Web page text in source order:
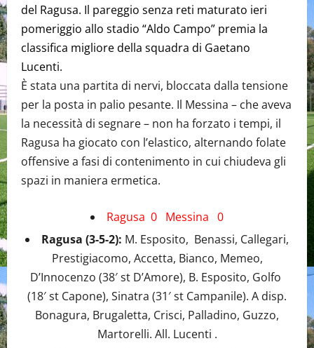
del Ragusa. Il pareggio senza reti maturato ieri
pomeriggio allo stadio “Aldo Campo” premia la
classifica migliore della squadra di Gaetano
Lucenti.
È stata una partita di nervi, bloccata dalla tensione
per la posta in palio pesante. Il Messina – che aveva
la necessità di segnare – non ha forzato i tempi, il
Ragusa ha giocato con l’elastico, alternando folate
offensive a fasi di contenimento in cui chiudeva gli
spazi in maniera ermetica.
Ragusa 0 Messina 0
Ragusa (3-5-2): M. Esposito, Benassi, Callegari,
Prestigiacomo, Accetta, Bianco, Memeo,
D’Innocenzo (38′ st D’Amore), B. Esposito, Golfo
(18′ st Capone), Sinatra (31′ st Campanile). A disp.
Bonagura, Brugaletta, Crisci, Palladino, Guzzo,
Martorelli. All. Lucenti .